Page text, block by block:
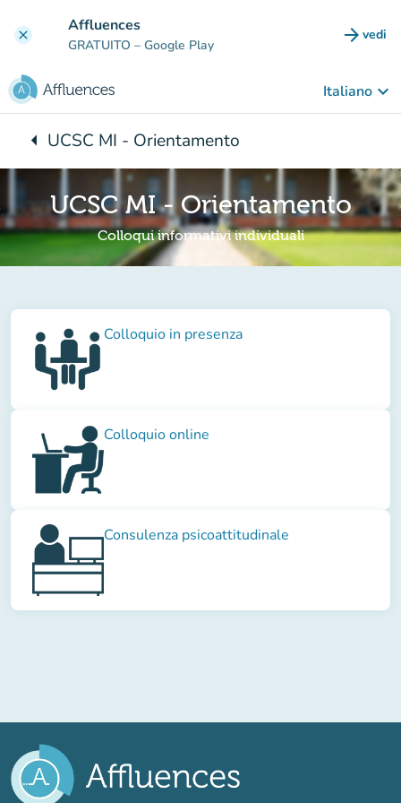
clear Affluences
GRATUITO – Google Play arrow_forward vedi
Italiano keyboard_arrow_down
arrow_leftTorna a:
UCSC MI - Orientamento
UCSC MI - Orientamento
Colloqui informativi individuali
Colloquio in presenza
Colloquio online
Consulenza psicoattitudinale